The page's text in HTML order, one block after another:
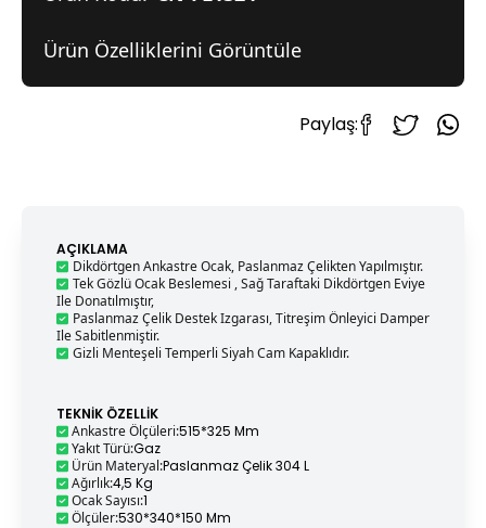
Ürün Özelliklerini Görüntüle
Paylaş:
AÇIKLAMA
Dikdörtgen Ankastre Ocak, Paslanmaz Çelikten Yapılmıştır.
Tek Gözlü Ocak Beslemesi , Sağ Taraftaki Dikdörtgen Eviye
Ile Donatılmıştır,
Paslanmaz Çelik Destek Izgarası, Titreşim Önleyici Damper
Ile Sabitlenmiştir.
Gizli Menteşeli Temperli Siyah Cam Kapaklıdır.
TEKNIK ÖZELLIK
Ankastre Ölçüleri:515*325 Mm
Yakıt Türü:Gaz
Ürün Materyal:Paslanmaz Çelik 304 L
Ağırlık:4,5 Kg
Ocak Sayısı:1
Ölçüler:530*340*150 Mm